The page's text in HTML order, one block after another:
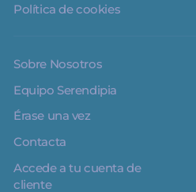
Política de cookies
Sobre Nosotros
Equipo Serendipia
Érase una vez
Contacta
Accede a tu cuenta de
cliente